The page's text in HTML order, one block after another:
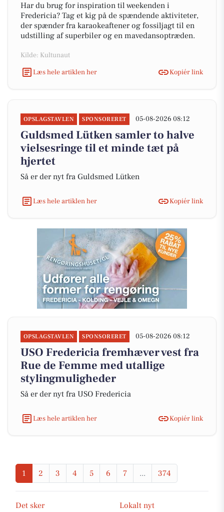
Har du brug for inspiration til weekenden i
Fredericia? Tag et kig på de spændende aktiviteter,
der spænder fra karaokeaftener og fossiljagt til en
udstilling af superbiler og en mavedansoptræden.
Kilde: Kultunaut
Læs hele artiklen her
Kopiér link
OPSLAGSTAVLEN SPONSORERET 05-08-2026 08:12
Guldsmed Lütken samler to halve
vielsesringe til et minde tæt på
hjertet
Så er der nyt fra Guldsmed Lütken
Læs hele artiklen her Kopiér link
OPSLAGSTAVLEN SPONSORERET 05-08-2026 08:12
USO Fredericia fremhæver vest fra
Rue de Femme med utallige
stylingmuligheder
Så er der nyt fra USO Fredericia
Læs hele artiklen her Kopiér link
1 2 3 4 5 6 7 ... 374
Det sker
Lokalt nyt